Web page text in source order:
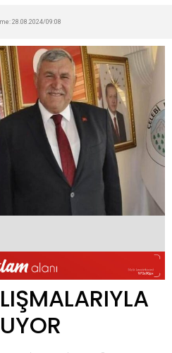
28.08.2024/09:08